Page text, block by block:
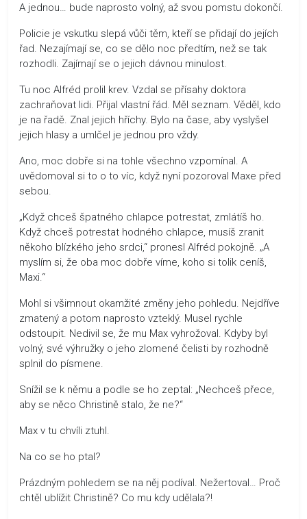
A jednou… bude naprosto volný, až svou pomstu dokončí.
Policie je vskutku slepá vůči těm, kteří se přidají do jejích
řad. Nezajímají se, co se dělo noc předtím, než se tak
rozhodli. Zajímají se o jejich dávnou minulost.
Tu noc Alfréd prolil krev. Vzdal se přísahy doktora
zachraňovat lidi. Přijal vlastní řád. Měl seznam. Věděl, kdo
je na řadě. Znal jejich hříchy. Bylo na čase, aby vyslyšel
jejich hlasy a umlčel je jednou pro vždy.
Ano, moc dobře si na tohle všechno vzpomínal. A
uvědomoval si to o to víc, když nyní pozoroval Maxe před
sebou.
„Když chceš špatného chlapce potrestat, zmlátíš ho.
Když chceš potrestat hodného chlapce, musíš zranit
někoho blízkého jeho srdci,“ pronesl Alfréd pokojně. „A
myslím si, že oba moc dobře víme, koho si tolik ceníš,
Maxi.“
Mohl si všimnout okamžité změny jeho pohledu. Nejdříve
zmatený a potom naprosto vzteklý. Musel rychle
odstoupit. Nedivil se, že mu Max vyhrožoval. Kdyby byl
volný, své výhružky o jeho zlomené čelisti by rozhodně
splnil do písmene.
Snížil se k němu a podle se ho zeptal: „Nechceš přece,
aby se něco Christině stalo, že ne?“
Max v tu chvíli ztuhl.
Na co se ho ptal?
Prázdným pohledem se na něj podíval. Nežertoval… Proč
chtěl ublížit Christině? Co mu kdy udělala?!